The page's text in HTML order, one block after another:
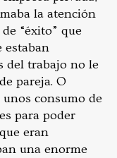
la atención
“éxito” que
estaban
del trabajo no le
pareja. O
consumo de
para poder
eran
una enorme